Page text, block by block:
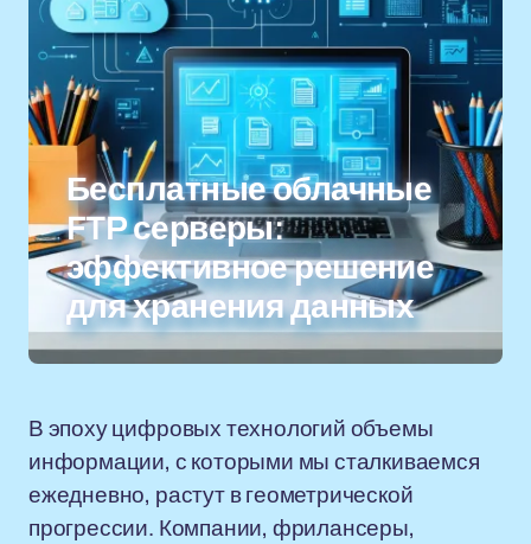
Бесплатные облачные
FTP серверы:
эффективное решение
для хранения данных
В эпоху цифровых технологий объемы
информации, с которыми мы сталкиваемся
ежедневно, растут в геометрической
прогрессии. Компании, фрилансеры,